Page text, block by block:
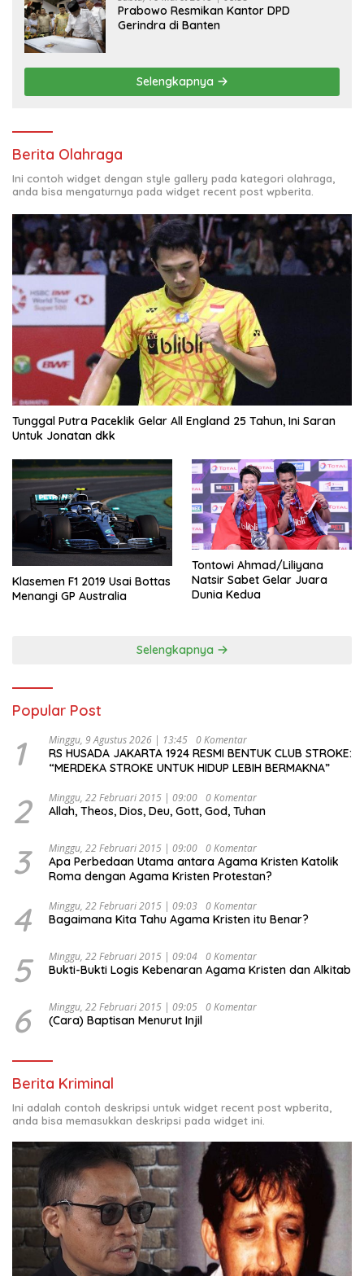
Prabowo Resmikan Kantor DPD
Gerindra di Banten
Selengkapnya
Berita Olahraga
Ini contoh widget dengan style gallery pada kategori olahraga,
anda bisa mengaturnya pada widget recent post wpberita.
Tunggal Putra Paceklik Gelar All England 25 Tahun, Ini Saran
Untuk Jonatan dkk
Klasemen F1 2019 Usai Bottas
Menangi GP Australia
Tontowi Ahmad/Liliyana
Natsir Sabet Gelar Juara
Dunia Kedua
Selengkapnya
Popular Post
1 Minggu, 9 Agustus 2026 | 13:45 0 Komentar
RS HUSADA JAKARTA 1924 RESMI BENTUK CLUB STROKE:
“MERDEKA STROKE UNTUK HIDUP LEBIH BERMAKNA”
2 Minggu, 22 Februari 2015 | 09:00 0 Komentar
Allah, Theos, Dios, Deu, Gott, God, Tuhan
3 Minggu, 22 Februari 2015 | 09:00 0 Komentar
Apa Perbedaan Utama antara Agama Kristen Katolik
Roma dengan Agama Kristen Protestan?
4 Minggu, 22 Februari 2015 | 09:03 0 Komentar
Bagaimana Kita Tahu Agama Kristen itu Benar?
5 Minggu, 22 Februari 2015 | 09:04 0 Komentar
Bukti-Bukti Logis Kebenaran Agama Kristen dan Alkitab
6 Minggu, 22 Februari 2015 | 09:05 0 Komentar
(Cara) Baptisan Menurut Injil
Berita Kriminal
Ini adalah contoh deskripsi untuk widget recent post wpberita,
anda bisa memasukkan deskripsi pada widget ini.